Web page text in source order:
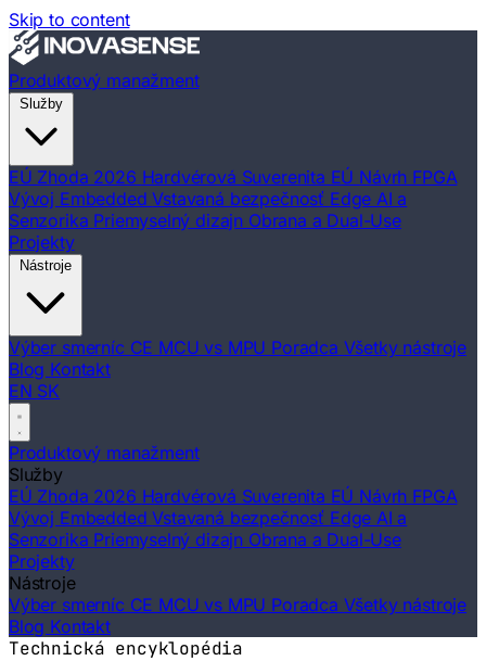
Skip to content
Produktový manažment
EÚ Zhoda 2026 Hardvérová Suverenita EÚ Návrh FPGA
Vývoj EmbeddedVstavaná bezpečnosť Edge AI a
Senzorika Priemyselný dizajn Obrana a Dual-Use
Projekty
Výber smerníc CE MCU vs MPU Poradca Všetky nástroje
Blog Kontakt
EN SK
Produktový manažment
Služby
EÚ Zhoda 2026 Hardvérová Suverenita EÚ Návrh FPGA
Vývoj EmbeddedVstavaná bezpečnosť Edge AI a
Senzorika Priemyselný dizajn Obrana a Dual-Use
Projekty
Nástroje
Výber smerníc CE MCU vs MPU Poradca Všetky nástroje
Blog Kontakt
Technická encyklopédia